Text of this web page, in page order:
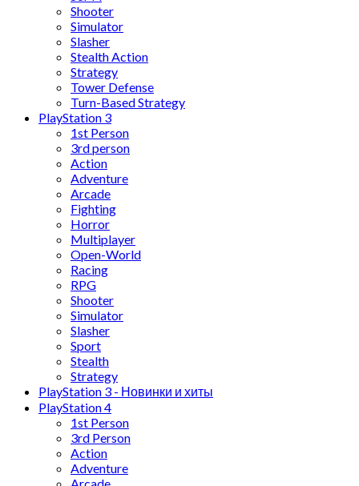
Shooter
Simulator
Slasher
Stealth Action
Strategy
Tower Defense
Turn-Based Strategy
PlayStation 3
1st Person
3rd person
Action
Adventure
Arcade
Fighting
Horror
Multiplayer
Open-World
Racing
RPG
Shooter
Simulator
Slasher
Sport
Stealth
Strategy
PlayStation 3 - Новинки и хиты
PlayStation 4
1st Person
3rd Person
Action
Adventure